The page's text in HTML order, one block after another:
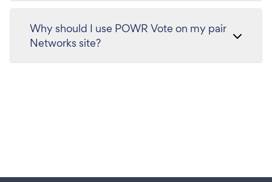
Why should I use POWR Vote on my pair
Networks site?